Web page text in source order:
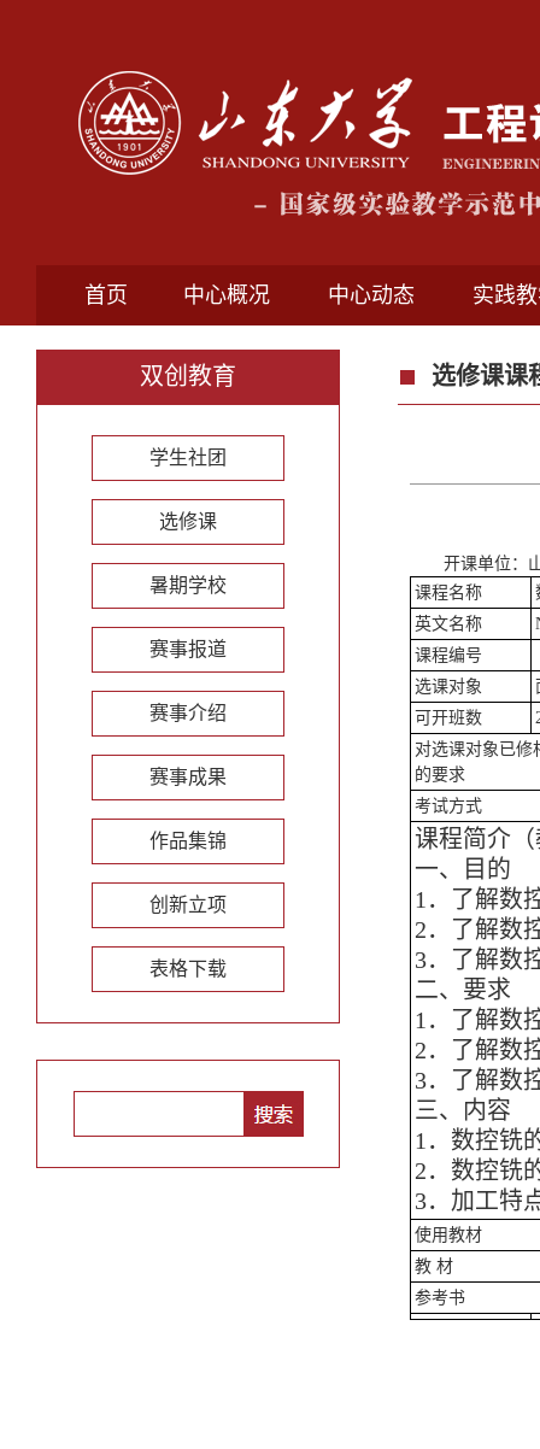
首页 中心概况 中心动态 实践
双创教育
学生社团
选修课
暑期学校
赛事报道
赛事介绍
赛事成果
作品集锦
创新立项
表格下载
选修课课
开课单位：
课程名称
英文名称
课程编号
选课对象
可开班数
对选课对象已修
的要求
考试方式
课程简介
一、目的
1．了解数
2．了解数
3．了解数
二、要求
1．了解数
2．了解数
3．了解数
三、内容
1．数控铣
2．数控铣
3．加工特
使用教材
教 材
参考书